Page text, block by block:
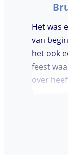
Het was
van
het ook
feest
over
kregen